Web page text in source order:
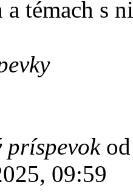
témach s
príspevok
09:59